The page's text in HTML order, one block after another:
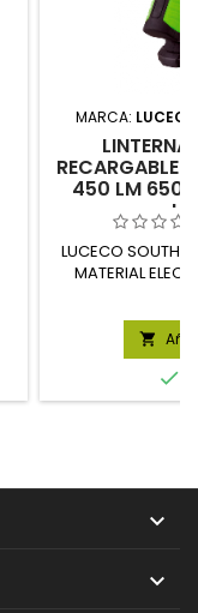
MARCA:
RECARGABLE
450 LM
LUCECO
MATERIAL



